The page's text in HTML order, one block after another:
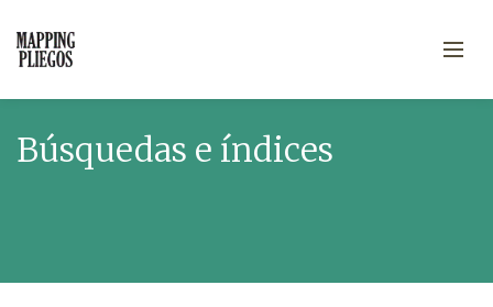
Búsquedas e índices